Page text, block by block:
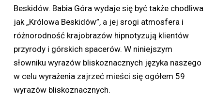
Beskidów. Babia Góra wydaje się być także chodliwa
jak „Królowa Beskidów”, a jej srogi atmosfera i
różnorodność krajobrazów hipnotyzują klientów
przyrody i górskich spacerów. W niniejszym
słowniku wyrazów bliskoznacznych języka naszego
w celu wyrażenia zajrzeć mieści się ogółem 59
wyrazów bliskoznacznych.